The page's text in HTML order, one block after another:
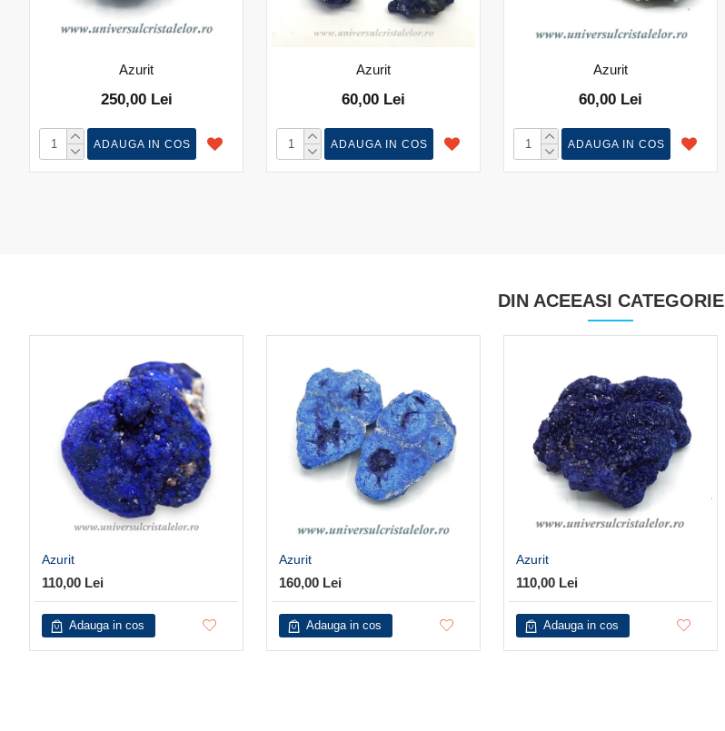
Azurit
250,00 Lei
ADAUGA IN COS
Azurit
60,00 Lei
ADAUGA IN COS
Azurit
60,00 Lei
ADAUGA IN COS
DIN ACEEASI CATEGORIE
Azurit
110,00 Lei
Adauga in cos
Azurit
160,00 Lei
Adauga in cos
Azurit
110,00 Lei
Adauga in cos